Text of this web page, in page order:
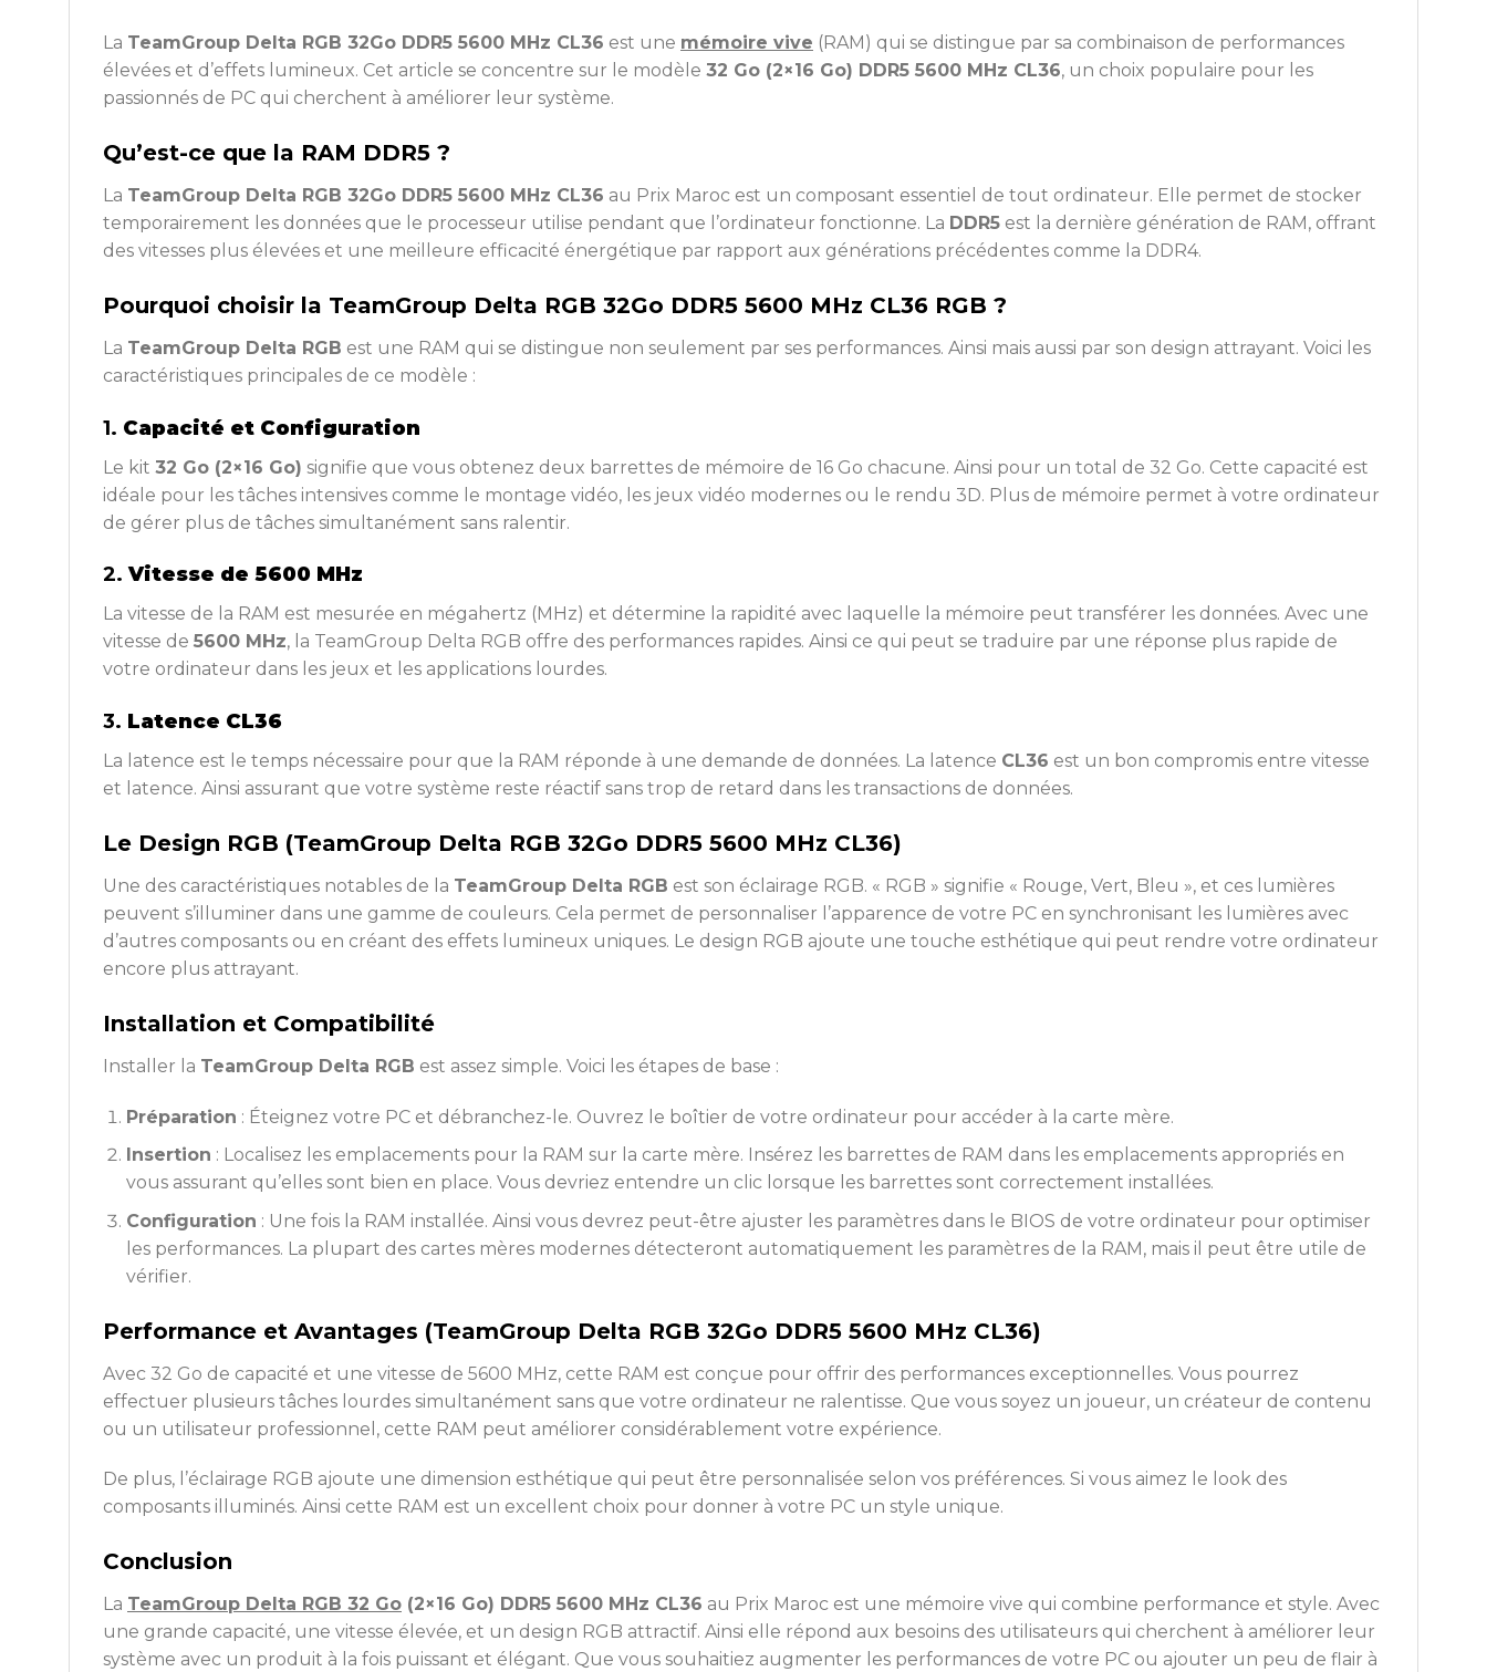
La TeamGroup Delta RGB 32Go DDR5 5600 MHz CL36 est une mémoire vive (RAM) qui se distingue par sa combinaison de performances
élevées et d’effets lumineux. Cet article se concentre sur le modèle 32 Go (2×16 Go) DDR5 5600 MHz CL36, un choix populaire pour les
passionnés de PC qui cherchent à améliorer leur système.
Qu’est-ce que la RAM DDR5 ?
La TeamGroup Delta RGB 32Go DDR5 5600 MHz CL36 au Prix Maroc est un composant essentiel de tout ordinateur. Elle permet de stocker
temporairement les données que le processeur utilise pendant que l’ordinateur fonctionne. La DDR5 est la dernière génération de RAM, offrant
des vitesses plus élevées et une meilleure efficacité énergétique par rapport aux générations précédentes comme la DDR4.
Pourquoi choisir la TeamGroup Delta RGB 32Go DDR5 5600 MHz CL36 RGB ?
La TeamGroup Delta RGB est une RAM qui se distingue non seulement par ses performances. Ainsi mais aussi par son design attrayant. Voici les
caractéristiques principales de ce modèle :
1. Capacité et Configuration
Le kit 32 Go (2×16 Go) signifie que vous obtenez deux barrettes de mémoire de 16 Go chacune. Ainsi pour un total de 32 Go. Cette capacité est
idéale pour les tâches intensives comme le montage vidéo, les jeux vidéo modernes ou le rendu 3D. Plus de mémoire permet à votre ordinateur
de gérer plus de tâches simultanément sans ralentir.
2.Vitesse de 5600 MHz
La vitesse de la RAM est mesurée en mégahertz (MHz) et détermine la rapidité avec laquelle la mémoire peut transférer les données. Avec une
vitesse de 5600 MHz, la TeamGroup Delta RGB offre des performances rapides. Ainsi ce qui peut se traduire par une réponse plus rapide de
votre ordinateur dans les jeux et les applications lourdes.
3. Latence CL36
La latence est le temps nécessaire pour que la RAM réponde à une demande de données. La latence CL36 est un bon compromis entre vitesse
et latence. Ainsi assurant que votre système reste réactif sans trop de retard dans les transactions de données.
Le Design RGB (TeamGroup Delta RGB 32Go DDR5 5600 MHz CL36)
Une des caractéristiques notables de la TeamGroup Delta RGB est son éclairage RGB. « RGB » signifie « Rouge, Vert, Bleu », et ces lumières
peuvent s’illuminer dans une gamme de couleurs. Cela permet de personnaliser l’apparence de votre PC en synchronisant les lumières avec
d’autres composants ou en créant des effets lumineux uniques. Le design RGB ajoute une touche esthétique qui peut rendre votre ordinateur
encore plus attrayant.
Installation et Compatibilité
Installer la TeamGroup Delta RGB est assez simple. Voici les étapes de base :
Préparation : Éteignez votre PC et débranchez-le. Ouvrez le boîtier de votre ordinateur pour accéder à la carte mère.
Insertion : Localisez les emplacements pour la RAM sur la carte mère. Insérez les barrettes de RAM dans les emplacements appropriés en
vous assurant qu’elles sont bien en place. Vous devriez entendre un clic lorsque les barrettes sont correctement installées.
Configuration : Une fois la RAM installée. Ainsi vous devrez peut-être ajuster les paramètres dans le BIOS de votre ordinateur pour optimiser
les performances. La plupart des cartes mères modernes détecteront automatiquement les paramètres de la RAM, mais il peut être utile de
vérifier.
Performance et Avantages (TeamGroup Delta RGB 32Go DDR5 5600 MHz CL36)
Avec 32 Go de capacité et une vitesse de 5600 MHz, cette RAM est conçue pour offrir des performances exceptionnelles. Vous pourrez
effectuer plusieurs tâches lourdes simultanément sans que votre ordinateur ne ralentisse. Que vous soyez un joueur, un créateur de contenu
ou un utilisateur professionnel, cette RAM peut améliorer considérablement votre expérience.
De plus, l’éclairage RGB ajoute une dimension esthétique qui peut être personnalisée selon vos préférences. Si vous aimez le look des
composants illuminés. Ainsi cette RAM est un excellent choix pour donner à votre PC un style unique.
Conclusion
La TeamGroup Delta RGB 32 Go (2×16 Go) DDR5 5600 MHz CL36 au Prix Maroc est une mémoire vive qui combine performance et style. Avec
une grande capacité, une vitesse élevée, et un design RGB attractif. Ainsi elle répond aux besoins des utilisateurs qui cherchent à améliorer leur
système avec un produit à la fois puissant et élégant. Que vous souhaitiez augmenter les performances de votre PC ou ajouter un peu de flair à